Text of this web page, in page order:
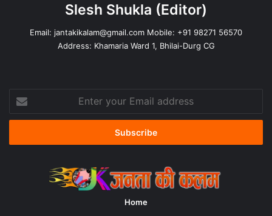
Slesh Shukla (Editor)
Email: jantakikalam@gmail.com Mobile: +91 98271 56570
Address: Khamaria Ward 1, Bhilai-Durg CG
your
Email
Home